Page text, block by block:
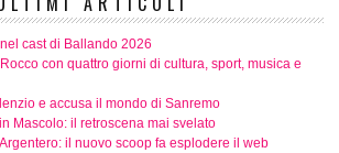
cast di Ballando 2026
con quattro giorni di cultura, sport, musica e
e accusa il mondo di Sanremo
Mascolo: il retroscena mai svelato
il nuovo scoop fa esplodere il web